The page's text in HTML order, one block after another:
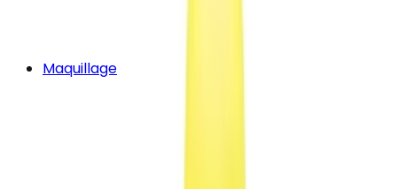
Maquillage